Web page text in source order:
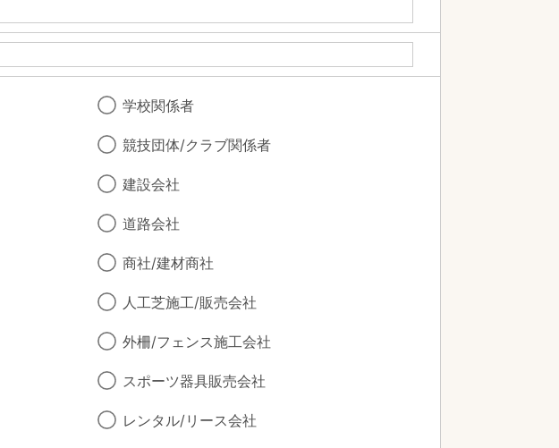
学校関係者
競技団体/クラブ関係者
建設会社
道路会社
商社/建材商社
人工芝施工/販売会社
外柵/フェンス施工会社
スポーツ器具販売会社
レンタル/リース会社